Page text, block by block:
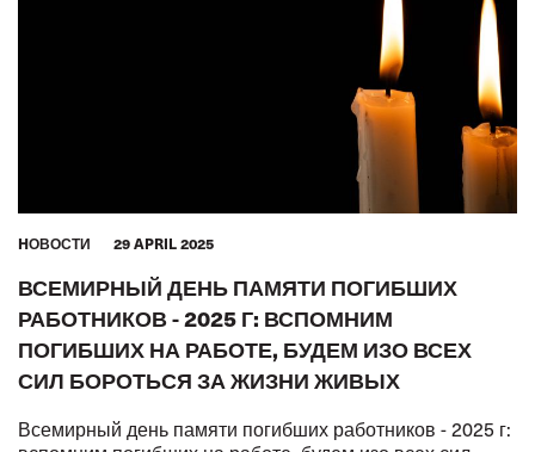
HОВОСТИ 29 APRIL 2025
ВСЕМИРНЫЙ ДЕНЬ ПАМЯТИ ПОГИБШИХ
РАБОТНИКОВ - 2025 Г: ВСПОМНИМ
ПОГИБШИХ НА РАБОТЕ, БУДЕМ ИЗО ВСЕХ
СИЛ БОРОТЬСЯ ЗА ЖИЗНИ ЖИВЫХ
Всемирный день памяти погибших работников - 2025 г: